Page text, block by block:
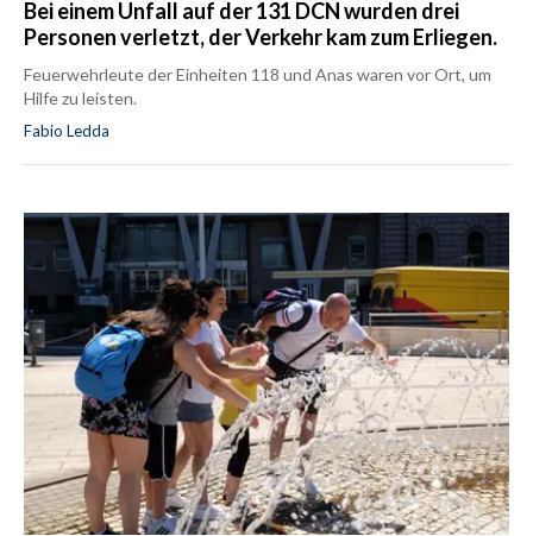
Bei einem Unfall auf der 131 DCN wurden drei
Personen verletzt, der Verkehr kam zum Erliegen.
Feuerwehrleute der Einheiten 118 und Anas waren vor Ort, um
Hilfe zu leisten.
Fabio Ledda